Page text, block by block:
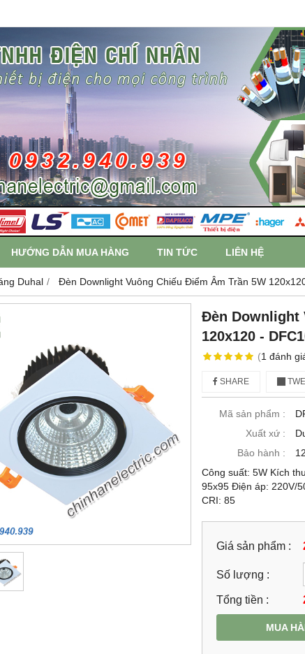
HƯỚNG DẪN MUA HÀNG TIN TỨC LIÊN HỆ
Duhal Đèn Downlight Vuông Chiếu Điểm Âm Trần 5W
Đèn Downlight
120x120 -
(1 đánh
SHARE
Mã sản phẩm :
Xuất xứ :
Bảo hành :
Công suất: 5W Kích
95x95 Điện áp: 220V/
CRI: 85
Giá sản phẩm :
Số lượng :
Tổng tiền :
MUA